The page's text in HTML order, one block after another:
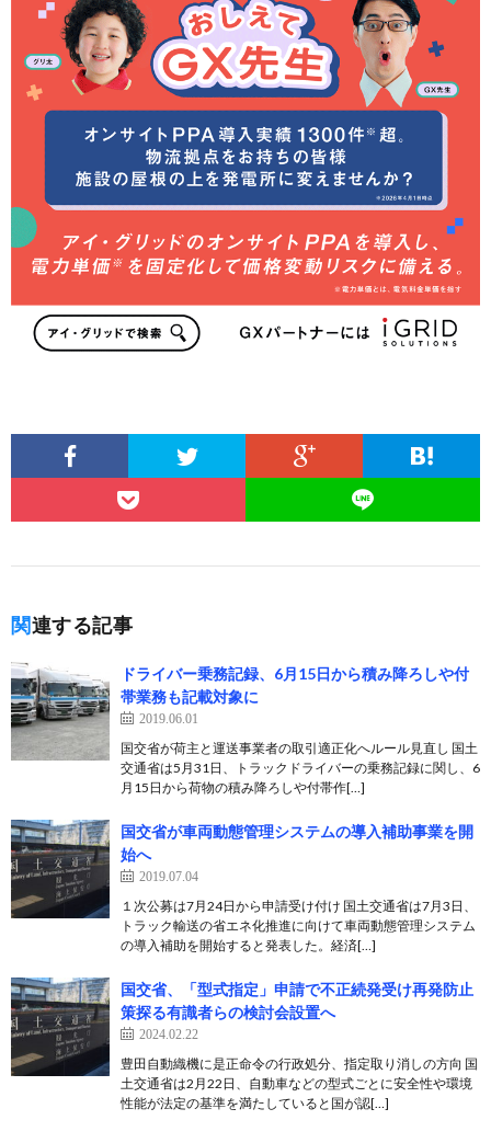
関連する記事
ドライバー乗務記録、6月15日から積み降ろしや付
帯業務も記載対象に
2019.06.01
国交省が荷主と運送事業者の取引適正化へルール見直し 国土
交通省は5月31日、トラックドライバーの乗務記録に関し、6
月15日から荷物の積み降ろしや付帯作[…]
国交省が車両動態管理システムの導入補助事業を開
始へ
2019.07.04
１次公募は7月24日から申請受け付け 国土交通省は7月3日、
トラック輸送の省エネ化推進に向けて車両動態管理システム
の導入補助を開始すると発表した。経済[…]
国交省、「型式指定」申請で不正続発受け再発防止
策探る有識者らの検討会設置へ
2024.02.22
豊田自動織機に是正命令の行政処分、指定取り消しの方向 国
土交通省は2月22日、自動車などの型式ごとに安全性や環境
性能が法定の基準を満たしていると国が認[…]